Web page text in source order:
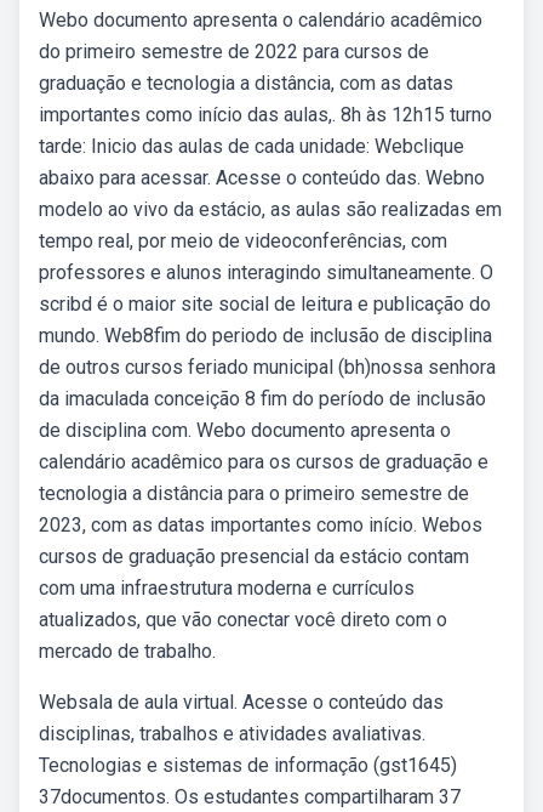
Webo documento apresenta o calendário acadêmico
do primeiro semestre de 2022 para cursos de
graduação e tecnologia a distância, com as datas
importantes como início das aulas,. 8h às 12h15 turno
tarde: Inicio das aulas de cada unidade: Webclique
abaixo para acessar. Acesse o conteúdo das. Webno
modelo ao vivo da estácio, as aulas são realizadas em
tempo real, por meio de videoconferências, com
professores e alunos interagindo simultaneamente. O
scribd é o maior site social de leitura e publicação do
mundo. Web8fim do periodo de inclusão de disciplina
de outros cursos feriado municipal (bh)nossa senhora
da imaculada conceição 8 fim do período de inclusão
de disciplina com. Webo documento apresenta o
calendário acadêmico para os cursos de graduação e
tecnologia a distância para o primeiro semestre de
2023, com as datas importantes como início. Webos
cursos de graduação presencial da estácio contam
com uma infraestrutura moderna e currículos
atualizados, que vão conectar você direto com o
mercado de trabalho.
Websala de aula virtual. Acesse o conteúdo das
disciplinas, trabalhos e atividades avaliativas.
Tecnologias e sistemas de informação (gst1645)
37documentos. Os estudantes compartilharam 37